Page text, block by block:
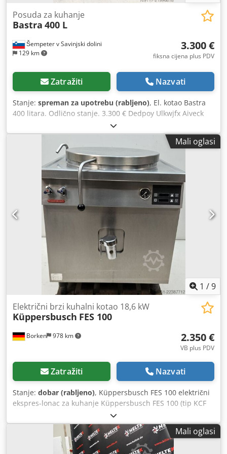
Šempeter v Savinjski dolini
129 km
Posuda za kuhanje
Bastra 400 L
3.300 €
fiksna cijena plus PDV
Zatražiti Nazvati
Stanje: spreman za upotrebu (rabljeno), El. kotao Bastra
400 litara. Odlično stanje. 3.300 € Dedpoy Ulkwjfx Aiveck
Mali oglasi
1 /9
Borken 978 km
Električni brzi kuhalni kotao 18,6 kW
Küppersbusch FES 100
2.350 €
VB plus PDV
Zatražiti Nazvati
Stanje: dobar (rabljeno), Küppersbusch FES 100 električni
ekspres-lonac za kuhanje Küppersbusch FES 100 (tip KCF
0408) je profesionalni električni ekspres-lonac s korisnim
volumenom od 100 litara, koji se prvenstveno koristi u
velikim kuhinjama, restoranima i mesnicama za učinkovito
pripremanje juha, gulaša ili za kuhanje mesa. Glavne
Mali oglasi